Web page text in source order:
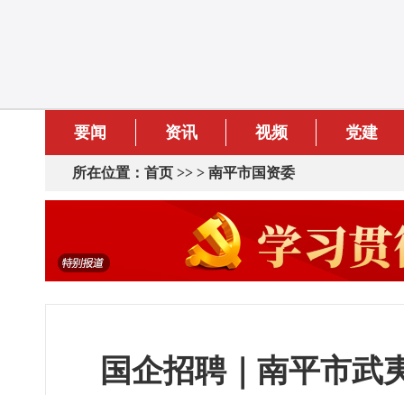
要闻 资讯 视频 党建
所在位置： 首页 >> > 南平市国资委
国企招聘｜南平市武